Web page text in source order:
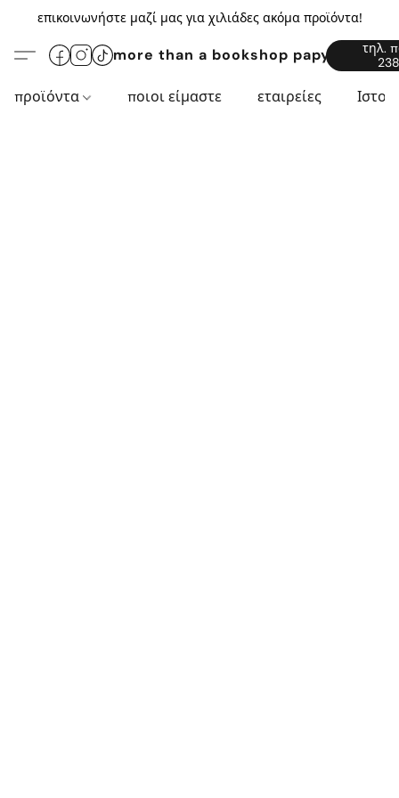
επικοινωνήστε μαζί μας για χιλιάδες ακόμα προϊόντα!
more than a bookshop
τηλ.
προϊόντα ποιοι είμαστε εταιρείες